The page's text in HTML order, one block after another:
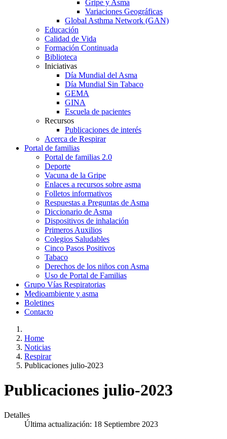
Gripe y Asma
Variaciones Geográficas
Global Asthma Network (GAN)
Educación
Calidad de Vida
Formación Continuada
Biblioteca
Iniciativas
Día Mundial del Asma
Día Mundial Sin Tabaco
GEMA
GINA
Escuela de pacientes
Recursos
Publicaciones de interés
Acerca de Respirar
Portal de familias
Portal de familias 2.0
Deporte
Vacuna de la Gripe
Enlaces a recursos sobre asma
Folletos informativos
Respuestas a Preguntas de Asma
Diccionario de Asma
Dispositivos de inhalación
Primeros Auxilios
Colegios Saludables
Cinco Pasos Positivos
Tabaco
Derechos de los niños con Asma
Uso de Portal de Familias
Grupo Vías Respiratorias
Medioambiente y asma
Boletines
Contacto
Home
Noticias
Respirar
Publicaciones julio-2023
Publicaciones julio-2023
Detalles
Última actualización: 18 Septiembre 2023